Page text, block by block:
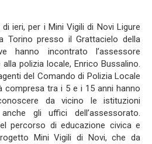
ieri, per i Mini Vigili di Novi Ligure
presso il Grattacielo della
hanno incontrato l’assessore
polizia locale, Enrico Bussalino.
del Comando di Polizia Locale
compresa tra i 5 e i 15 anni hanno
da vicino le istituzioni
gli uffici dell’assessorato.
percorso di educazione civica e
Mini Vigili di Novi, che da